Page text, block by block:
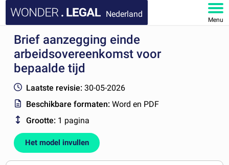
Nederland
Menu
HOME
DOCUMENTEN
FAQ
MIJN ACCOUNT
Brief aanzegging einde
arbeidsovereenkomst voor
bepaalde tijd
Laatste revisie: 30-05-2026
Beschikbare formaten:Word en PDF
Grootte: 1 pagina
Het model invullen